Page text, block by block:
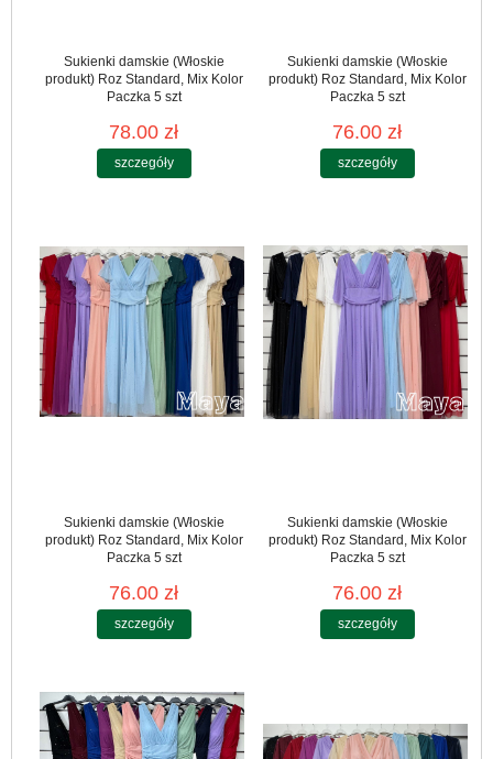
Sukienki damskie (Włoskie
produkt) Roz Standard, Mix Kolor
Paczka 5 szt
78.00 zł
szczegóły
Sukienki damskie (Włoskie
produkt) Roz Standard, Mix Kolor
Paczka 5 szt
76.00 zł
szczegóły
Sukienki damskie (Włoskie
produkt) Roz Standard, Mix Kolor
Paczka 5 szt
76.00 zł
szczegóły
Sukienki damskie (Włoskie
produkt) Roz Standard, Mix Kolor
Paczka 5 szt
76.00 zł
szczegóły